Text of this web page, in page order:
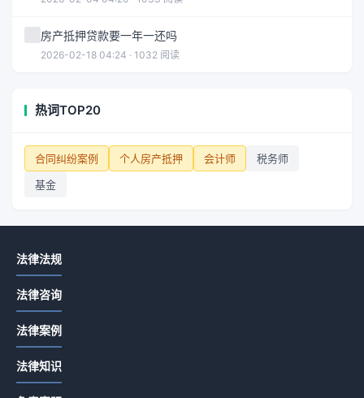
房产抵押贷款要一年一还吗
2026-02-18 04:24 · 1032 阅读
热词TOP20
合同纠纷案例 个人房产抵押 会计师
税务师
基金
法律法规
法律咨询
法律案例
法律知识